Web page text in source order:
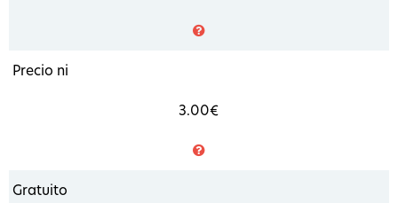
Precio ni
3.00€
Gratuito